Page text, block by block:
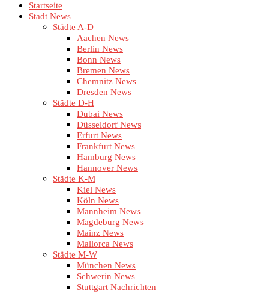
Startseite
Stadt News
Städte A-D
Aachen News
Berlin News
Bonn News
Bremen News
Chemnitz News
Dresden News
Städte D-H
Dubai News
Düsseldorf News
Erfurt News
Frankfurt News
Hamburg News
Hannover News
Städte K-M
Kiel News
Köln News
Mannheim News
Magdeburg News
Mainz News
Mallorca News
Städte M-W
München News
Schwerin News
Stuttgart Nachrichten